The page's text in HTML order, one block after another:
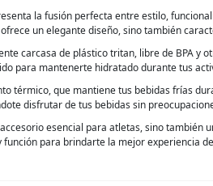
la fusión perfecta entre estilo,
un elegante diseño, sino también
carcasa de plástico tritan, libre de BPA y
para mantenerte hidratado durante tus
térmico, que mantiene tus bebidas frías
disfrutar de tus bebidas sin
esencial para atletas, sino también
para brindarte la mejor experiencia